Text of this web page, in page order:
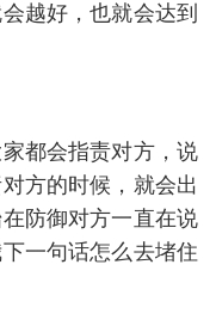
越好，也就会达到
都会指责对方，说
方的时候，就会出
防御对方一直在说
一句话怎么去堵住